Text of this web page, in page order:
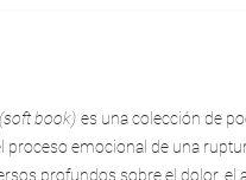
book) es una colección de
proceso emocional de una
profundos sobre el dolor, el